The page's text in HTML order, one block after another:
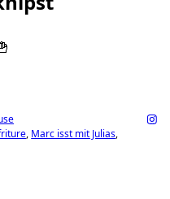
Marc isst mit Julias